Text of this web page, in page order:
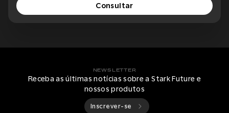
Consultar
NEWSLETTER
Receba as últimas notícias sobre a Stark Future e
nossos produtos
Inscrever-se